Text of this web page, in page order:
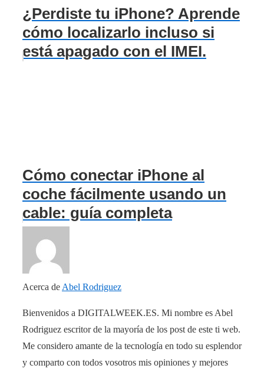
¿Perdiste tu iPhone? Aprende
cómo localizarlo incluso si
está apagado con el IMEI.
Cómo conectar iPhone al
coche fácilmente usando un
cable: guía completa
Acerca de Abel Rodriguez
Bienvenidos a DIGITALWEEK.ES. Mi nombre es Abel
Rodriguez escritor de la mayoría de los post de este ti web.
Me considero amante de la tecnología en todo su esplendor
y comparto con todos vosotros mis opiniones y mejores